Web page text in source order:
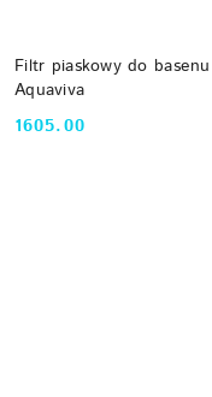
Filtr piaskowy do
Aquaviva
Cena:
1605.00